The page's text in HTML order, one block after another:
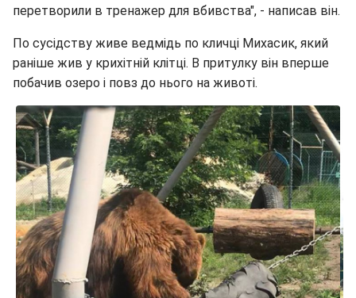
перетворили в тренажер для вбивства", - написав він.
По сусідству живе ведмідь по кличці Михасик, який
раніше жив у крихітній клітці. В притулку він вперше
побачив озеро і повз до нього на животі.